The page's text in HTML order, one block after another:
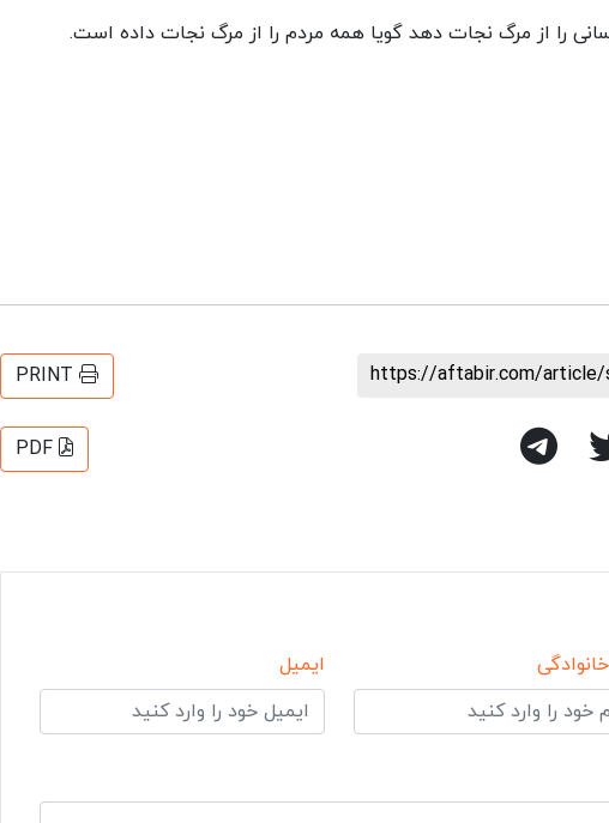
را از مرگ نجات دهد گویا همه مردم را از مرگ نجات داده است.
https://aftabir.com/article/
PRINT
PDF
ایمیل